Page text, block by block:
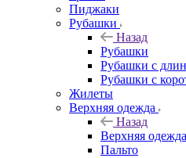
Пиджаки
Рубашки
Назад
Рубашки
Рубашки с
Рубашки с
Жилеты
Верхняя одежда
Назад
Верхняя одежда
Пальто